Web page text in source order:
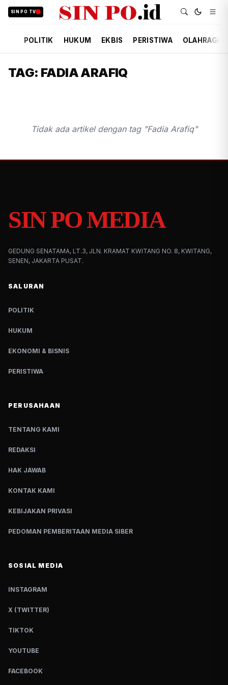
SIN PO TV
POLITIK HUKUM EKBIS PERISTIWA OLAHRAGA
TAG: FADIA ARAFIQ
Tidak ada artikel dengan tag "Fadia Arafiq"
SIN PO MEDIA
GEDUNG SENATAMA, LT.3, JLN. KRAMAT KWITANG NO. 8, KWITANG,
SENEN, JAKARTA PUSAT.
SALURAN
POLITIK
HUKUM
EKONOMI & BISNIS
PERISTIWA
PERUSAHAAN
TENTANG KAMI
REDAKSI
HAK JAWAB
KONTAK KAMI
KEBIJAKAN PRIVASI
PEDOMAN PEMBERITAAN MEDIA SIBER
SOSIAL MEDIA
INSTAGRAM
X (TWITTER)
TIKTOK
YOUTUBE
FACEBOOK